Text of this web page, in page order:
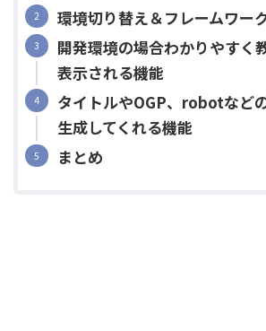
環境切り替え＆フレームワー
開発環境の場合わかりやすく
表示される機能
タイトルやOGP、robotなど
生成してくれる機能
まとめ